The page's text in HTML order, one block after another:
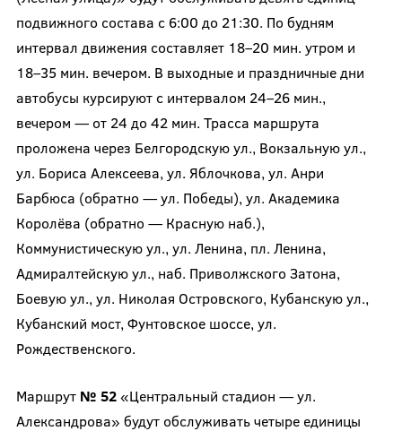
подвижного состава с 6:00 до 21:30. По будням
интервал движения составляет 18–20 мин. утром и
18–35 мин. вечером. В выходные и праздничные дни
автобусы курсируют с интервалом 24–26 мин.,
вечером — от 24 до 42 мин. Трасса маршрута
проложена через Белгородскую ул., Вокзальную ул.,
ул. Бориса Алексеева, ул. Яблочкова, ул. Анри
Барбюса (обратно — ул. Победы), ул. Академика
Королёва (обратно — Красную наб.),
Коммунистическую ул., ул. Ленина, пл. Ленина,
Адмиралтейскую ул., наб. Приволжского Затона,
Боевую ул., ул. Николая Островского, Кубанскую ул.,
Кубанский мост, Фунтовское шоссе, ул.
Рождественского.
Маршрут № 52«Центральный стадион — ул.
Александрова» будут обслуживать четыре единицы